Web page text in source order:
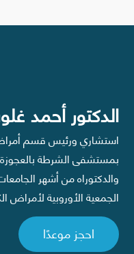
الدكتور أحمد
استشاري ورئيس قسم
بمستشفى الشرطة
والدكتوراه من أشهر
الجمعية الأوروبية لأمراض
احجز موعدًا